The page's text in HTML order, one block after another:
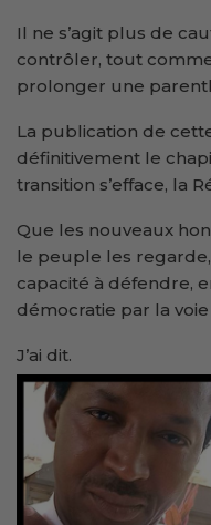
Il ne s’agit plus de
contrôler, tout
prolonger une
La publication de
définitivement le
transition s’efface, la
Que les nouveaux
le peuple les
capacité à défendre,
démocratie par la
J’ai dit.